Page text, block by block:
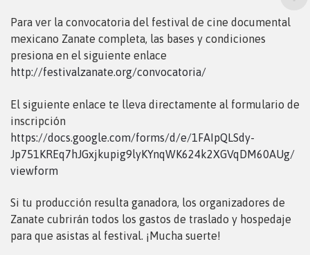
Para ver la convocatoria del festival de cine documental
mexicano Zanate completa, las bases y condiciones
presiona en el siguiente enlace
http://festivalzanate.org/convocatoria/
El siguiente enlace te lleva directamente al formulario de
inscripción
https://docs.google.com/forms/d/e/1FAIpQLSdy-
Jp751KREq7hJGxjkupig9lyKYnqWK624k2XGVqDM60AUg/
viewform
Si tu producción resulta ganadora, los organizadores de
Zanate cubrirán todos los gastos de traslado y hospedaje
para que asistas al festival. ¡Mucha suerte!